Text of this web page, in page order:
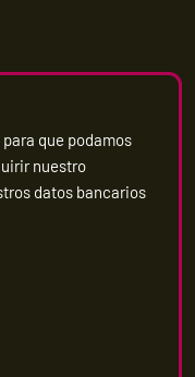
que podamos
nuestro
datos bancarios